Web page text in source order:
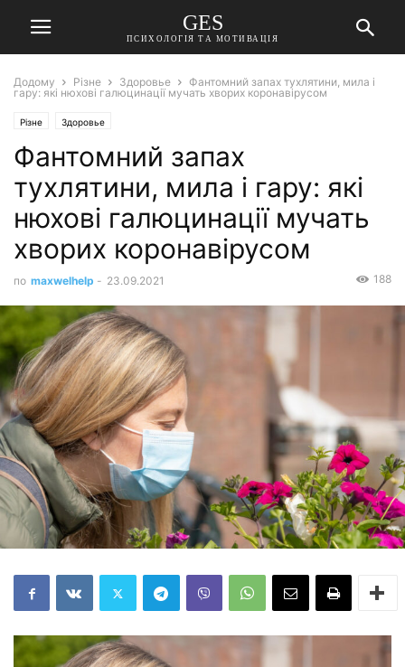
GES
ПСИХОЛОГІЯ ТА МОТИВАЦІЯ
Додому Різне Здоровье
Фантомний запах тухлятини, мила і
гару: які нюхові галюцинації мучать хворих коронавірусом
Різне Здоровье
Фантомний запах
тухлятини, мила і гару: які
нюхові галюцинації мучать
хворих коронавірусом
по maxwelhelp - 23.09.2021 188